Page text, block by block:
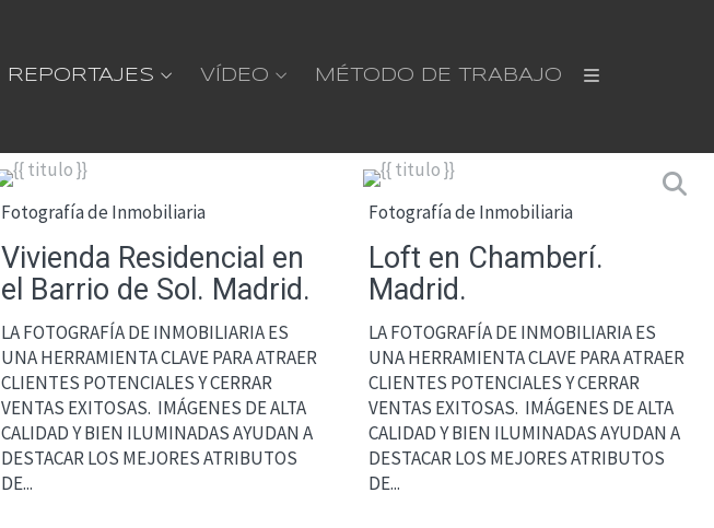
REPORTAJES VÍDEO MÉTODO DE TRABAJO
Fotografía de Inmobiliaria
Vivienda Residencial en
el Barrio de Sol. Madrid.
LA FOTOGRAFÍA DE INMOBILIARIA ES
UNA HERRAMIENTA CLAVE PARA ATRAER
CLIENTES POTENCIALES Y CERRAR
VENTAS EXITOSAS. IMÁGENES DE ALTA
CALIDAD Y BIEN ILUMINADAS AYUDAN A
DESTACAR LOS MEJORES ATRIBUTOS
DE...
Fotografía de Inmobiliaria
Loft en Chamberí.
Madrid.
LA FOTOGRAFÍA DE INMOBILIARIA ES
UNA HERRAMIENTA CLAVE PARA ATRAER
CLIENTES POTENCIALES Y CERRAR
VENTAS EXITOSAS. IMÁGENES DE ALTA
CALIDAD Y BIEN ILUMINADAS AYUDAN A
DESTACAR LOS MEJORES ATRIBUTOS
DE...